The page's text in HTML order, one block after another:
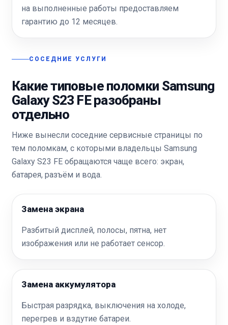
на выполненные работы предоставляем
гарантию до 12 месяцев.
СОСЕДНИЕ УСЛУГИ
Какие типовые поломки Samsung
Galaxy S23 FE разобраны
отдельно
Ниже вынесли соседние сервисные страницы по
тем поломкам, с которыми владельцы Samsung
Galaxy S23 FE обращаются чаще всего: экран,
батарея, разъём и вода.
Замена экрана
Разбитый дисплей, полосы, пятна, нет
изображения или не работает сенсор.
Замена аккумулятора
Быстрая разрядка, выключения на холоде,
перегрев и вздутие батареи.